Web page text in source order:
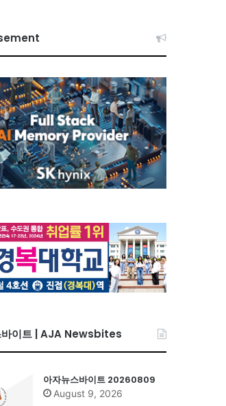
바이트 | AJA Newsbites
아자뉴스바이트 20260809
August 9, 2026